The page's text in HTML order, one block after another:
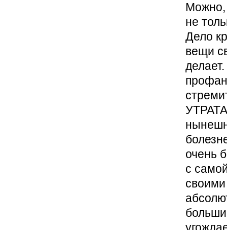
Можно,
не
Дело
вещи
очень
с